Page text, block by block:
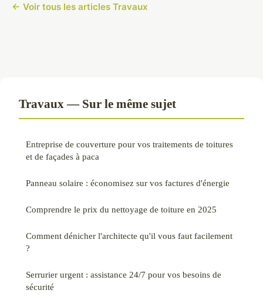
← Voir tous les articles Travaux
Travaux — Sur le même sujet
Entreprise de couverture pour vos traitements de toitures
et de façades à paca
Panneau solaire : économisez sur vos factures d'énergie
Comprendre le prix du nettoyage de toiture en 2025
Comment dénicher l'architecte qu'il vous faut facilement
?
Serrurier urgent : assistance 24/7 pour vos besoins de
sécurité